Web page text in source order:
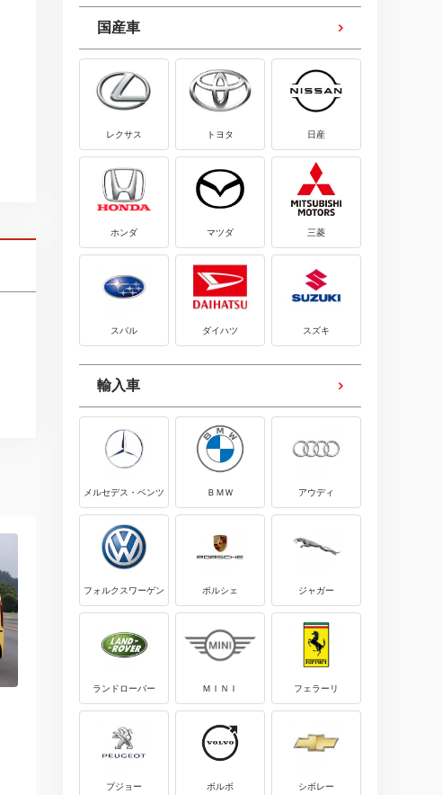
国産車
レクサス トヨタ 日産
ホンダ マツダ 三菱
スバル ダイハツ スズキ
輸入車
メルセデス・ベンツ ＢＭＷ アウディ
フォルクスワーゲン ポルシェ ジャガー
ランドローバー ＭＩＮＩ フェラーリ
プジョー ボルボ シボレー